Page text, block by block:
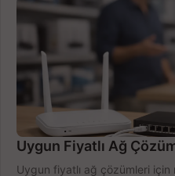
Uygun Fiyatlı Ağ
Uygun fiyatlı ağ çözümleri